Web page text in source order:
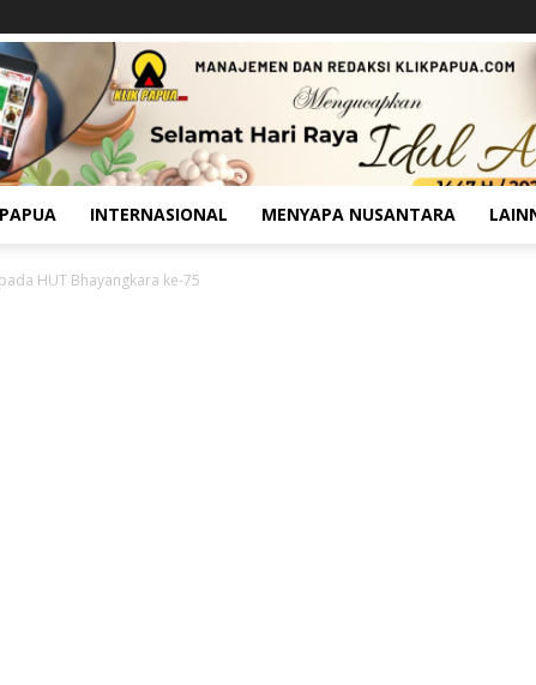
PAPUA INTERNASIONAL MENYAPA NUSANTARA
HUT Bhayangkara ke-75